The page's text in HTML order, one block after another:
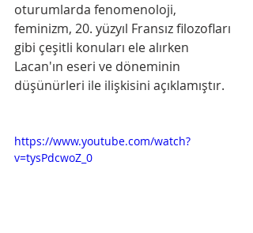
oturumlarda fenomenoloji,
feminizm, 20. yüzyıl Fransız filozofları
gibi çeşitli konuları ele alırken
Lacan'ın eseri ve döneminin
düşünürleri ile ilişkisini açıklamıştır.
https://www.youtube.com/watch?
v=tysPdcwoZ_0